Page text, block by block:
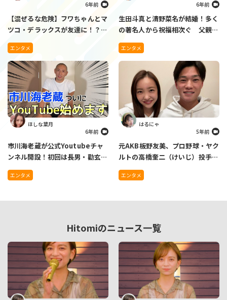
6年前
【混ぜるな危険】フワちゃんとマ
ツコ・デラックスが友達に！？２
ショット公開でネットには新たな
友情を期待する声
エンタメ
6年前
生田斗真と清野菜名が結婚！多く
の著名人から祝福相次ぐ 父親役
演じた佐藤二朗「父からのお願い
だ。幸せになりなさい。」
エンタメ
ほしな葉月
6年前
市川海老蔵が公式Youtubeチャ
ンネル開設！初回は長男・勸玄く
んからの質問コーナーでほっこり
エンタメ
はるにゃ
5年前
元AKB板野友美、プロ野球・ヤク
ルトの高橋奎二（けいじ）投手と
の結婚を発表！祝福の声の一方
で、あの芸人に注目も…
エンタメ
Hitomiのニュース一覧